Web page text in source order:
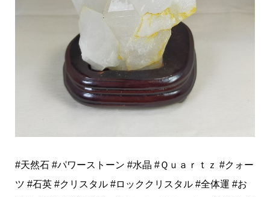
#天然石 #パワーストーン #水晶 #Ｑｕａｒｔｚ #クォー
ツ #石英 #クリスタル #ロッククリスタル #全体運 #お